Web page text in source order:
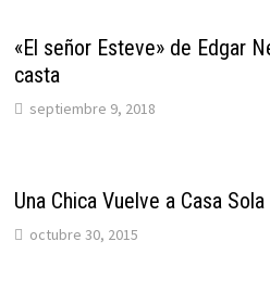
«El señor Esteve» de Edgar
casta
septiembre 9, 2018
Una Chica Vuelve a Casa
octubre 30, 2015